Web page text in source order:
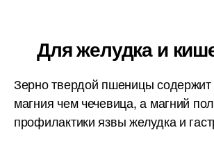
Для желудка и
Зерно твердой пшеницы
магния чем чечевица, а магний
профилактики язвы желудка и